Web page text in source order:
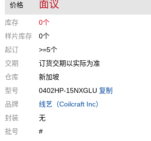
价格 面议
库存
0个
样片库存
0个
起订
>=5个
交期
订货交期以实际为准
仓库
新加坡
型号
0402HP-15NXGLU 复制
品牌
线艺（Coilcraft Inc）
封装
无
批号
#